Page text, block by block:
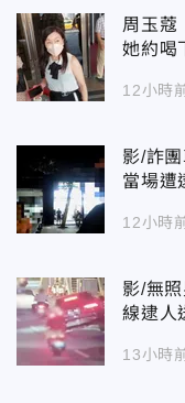
周玉蔻
她約喝
12小時
影/詐
當場遭
12小時
影/無
線逮人
13小時